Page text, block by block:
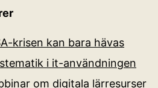
krisen kan bara hävas
i it-användningen
om digitala lärresurser